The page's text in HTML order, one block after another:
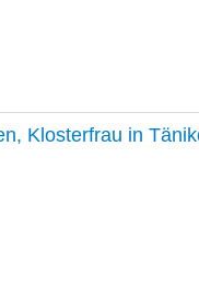
Klosterfrau in